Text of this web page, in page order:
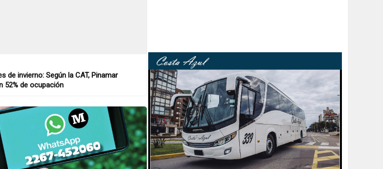
de invierno: Según la CAT, Pinamar
52% de ocupación